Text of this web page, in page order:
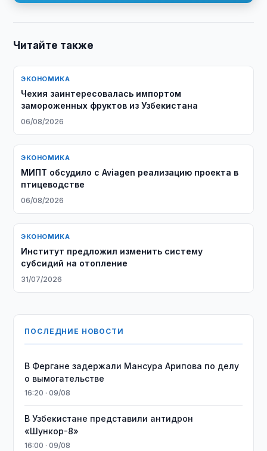
Читайте также
ЭКОНОМИКА
Чехия заинтересовалась импортом
замороженных фруктов из Узбекистана
06/08/2026
ЭКОНОМИКА
МИПТ обсудило с Aviagen реализацию проекта в
птицеводстве
06/08/2026
ЭКОНОМИКА
Институт предложил изменить систему
субсидий на отопление
31/07/2026
ПОСЛЕДНИЕ НОВОСТИ
В Фергане задержали Мансура Арипова по делу
о вымогательстве
16:20 · 09/08
В Узбекистане представили антидрон
«Шункор-8»
16:00 · 09/08